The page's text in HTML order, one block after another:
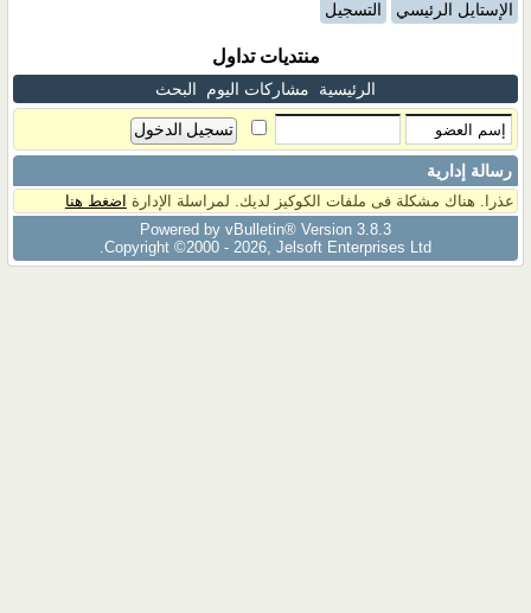
الإستايل الرئيسي التسجيل
منتديات تداول
الرئيسية مشاركات اليوم البحث
رسالة إدارية
عذرا. هناك مشكلة فى ملفات الكوكيز لديك. لمراسلة الإدارة اضغط هنا
Powered by vBulletin® Version 3.8.3
Copyright ©2000 - 2026, Jelsoft Enterprises Ltd.